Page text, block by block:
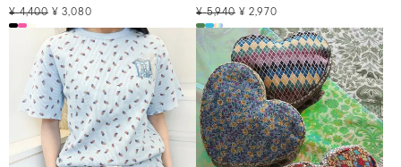
¥ 4,400 ¥ 3,080 ¥ 5,940 ¥ 2,970